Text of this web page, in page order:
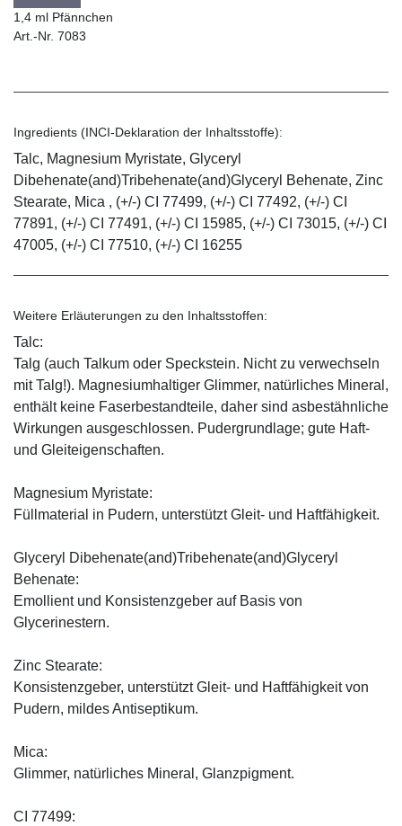
1,4 ml Pfännchen
Art.-Nr. 7083
Ingredients (INCI-Deklaration der Inhaltsstoffe):
Talc, Magnesium Myristate, Glyceryl
Dibehenate(and)Tribehenate(and)Glyceryl Behenate, Zinc
Stearate, Mica , (+/-) CI 77499, (+/-) CI 77492, (+/-) CI
77891, (+/-) CI 77491, (+/-) CI 15985, (+/-) CI 73015, (+/-) CI
47005, (+/-) CI 77510, (+/-) CI 16255
Weitere Erläuterungen zu den Inhaltsstoffen:
Talc:
Talg (auch Talkum oder Speckstein. Nicht zu verwechseln
mit Talg!). Magnesiumhaltiger Glimmer, natürliches Mineral,
enthält keine Faserbestandteile, daher sind asbestähnliche
Wirkungen ausgeschlossen. Pudergrundlage; gute Haft-
und Gleiteigenschaften.
Magnesium Myristate:
Füllmaterial in Pudern, unterstützt Gleit- und Haftfähigkeit.
Glyceryl Dibehenate(and)Tribehenate(and)Glyceryl
Behenate:
Emollient und Konsistenzgeber auf Basis von
Glycerinestern.
Zinc Stearate:
Konsistenzgeber, unterstützt Gleit- und Haftfähigkeit von
Pudern, mildes Antiseptikum.
Mica:
Glimmer, natürliches Mineral, Glanzpigment.
CI 77499: